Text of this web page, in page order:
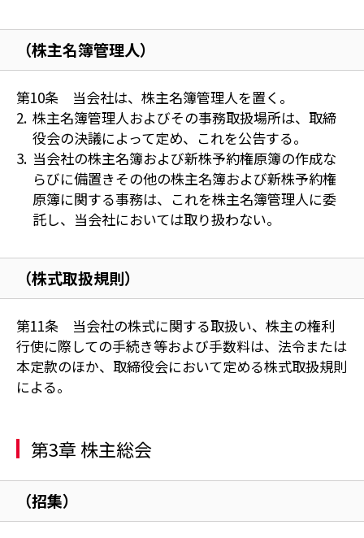
（株主名簿管理人）
第10条 当会社は、株主名簿管理人を置く。
株主名簿管理人およびその事務取扱場所は、取締
役会の決議によって定め、これを公告する。
当会社の株主名簿および新株予約権原簿の作成な
らびに備置きその他の株主名簿および新株予約権
原簿に関する事務は、これを株主名簿管理人に委
託し、当会社においては取り扱わない。
（株式取扱規則）
第11条 当会社の株式に関する取扱い、株主の権利
行使に際しての手続き等および手数料は、法令または
本定款のほか、取締役会において定める株式取扱規則
による。
第3章 株主総会
（招集）